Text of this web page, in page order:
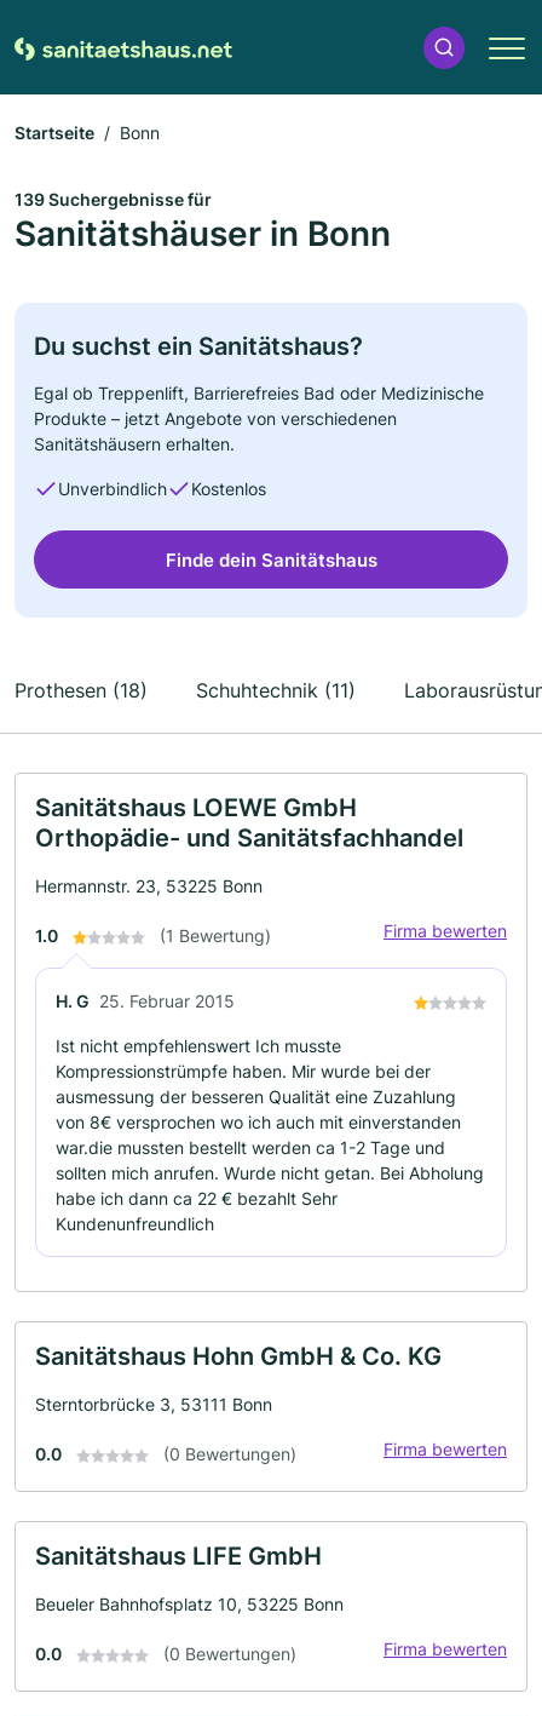
Startseite Bonn
139 Suchergebnisse für
Sanitätshäuser in Bonn
Du suchst ein Sanitätshaus?
Egal ob Treppenlift, Barrierefreies Bad oder Medizinische
Produkte – jetzt Angebote von verschiedenen
Sanitätshäusern erhalten.
Unverbindlich Kostenlos
Finde dein Sanitätshaus
Prothesen (18) Schuhtechnik (11)
Sanitätshaus LOEWE GmbH
Orthopädie- und Sanitätsfachhandel
Hermannstr. 23, 53225 Bonn
1.0 (1 Bewertung) Firma bewerten
H. G 25. Februar 2015
Ist nicht empfehlenswert Ich musste
Kompressionstrümpfe haben. Mir wurde bei der
ausmessung der besseren Qualität eine Zuzahlung
von 8€ versprochen wo ich auch mit einverstanden
war.die mussten bestellt werden ca 1-2 Tage und
sollten mich anrufen. Wurde nicht getan. Bei Abholung
habe ich dann ca 22 € bezahlt Sehr
Kundenunfreundlich
Sanitätshaus Hohn GmbH & Co. KG
Sterntorbrücke 3, 53111 Bonn
0.0 (0 Bewertungen) Firma bewerten
Sanitätshaus LIFE GmbH
Beueler Bahnhofsplatz 10, 53225 Bonn
0.0 (0 Bewertungen) Firma bewerten